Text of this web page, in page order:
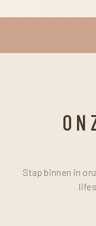
Stap binnen in